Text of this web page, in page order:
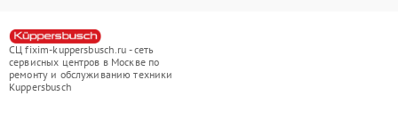
СЦ fixim-kuppersbusch.ru - сеть
сервисных центров в Москве по
ремонту и обслуживанию техники
Kuppersbusch